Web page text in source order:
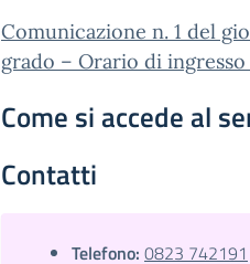
Comunicazione n. 1 del
grado – Orario di
Come si accede al
Contatti
Telefono: 0823 742191